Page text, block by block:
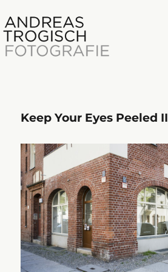
Andreas Trogisch
Keep Your Eyes Peeled II